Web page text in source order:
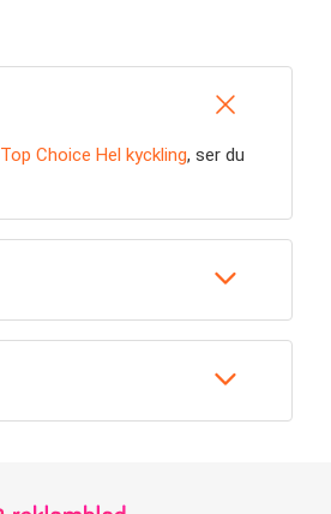
Top Choice Hel kyckling, ser du